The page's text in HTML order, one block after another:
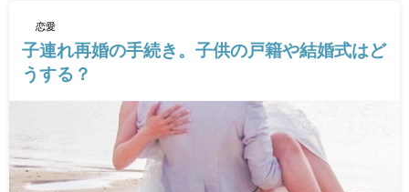
恋愛
子連れ再婚の手続き。子供の戸籍や結婚式はど
うする？